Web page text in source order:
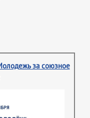
за союзное